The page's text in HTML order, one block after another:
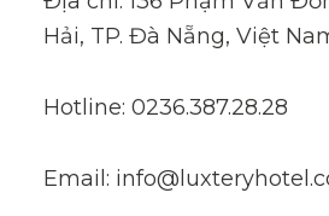
Hải, TP. Đà Nẵng, Việt
Hotline: 0236.387.28.28
Email: